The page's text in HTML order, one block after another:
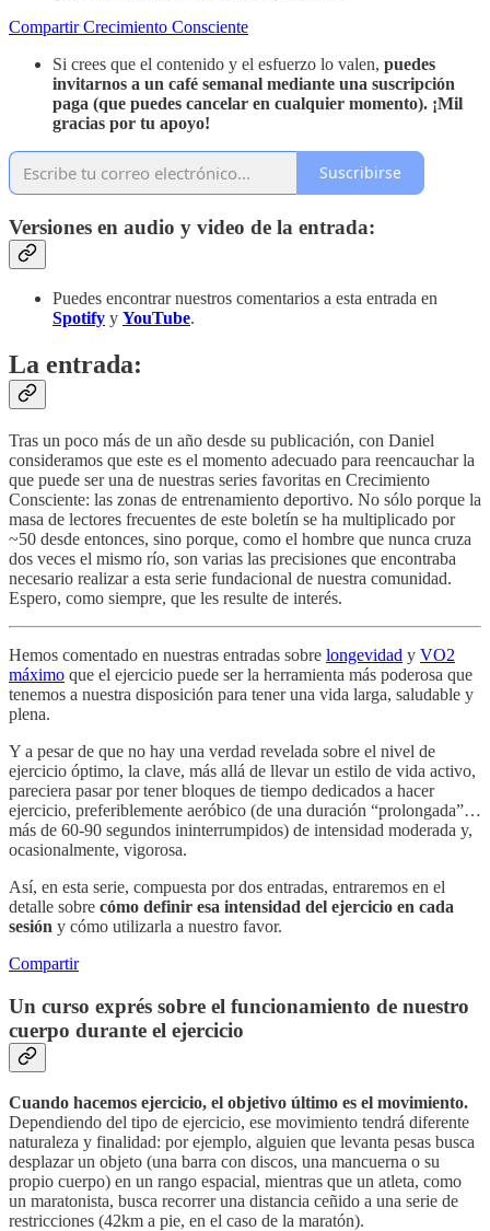
Compartir Crecimiento Consciente
Si crees que el contenido y el esfuerzo lo valen, puedes
invitarnos a un café semanal mediante una suscripción
paga (que puedes cancelar en cualquier momento). ¡Mil
gracias por tu apoyo!
Suscribirse
Versiones en audio y video de la entrada:
Puedes encontrar nuestros comentarios a esta entrada en
Spotify y YouTube.
La entrada:
Tras un poco más de un año desde su publicación, con Daniel
consideramos que este es el momento adecuado para reencauchar la
que puede ser una de nuestras series favoritas en Crecimiento
Consciente: las zonas de entrenamiento deportivo. No sólo porque la
masa de lectores frecuentes de este boletín se ha multiplicado por
~50 desde entonces, sino porque, como el hombre que nunca cruza
dos veces el mismo río, son varias las precisiones que encontraba
necesario realizar a esta serie fundacional de nuestra comunidad.
Espero, como siempre, que les resulte de interés.
Hemos comentado en nuestras entradas sobre longevidad y VO2
máximo que el ejercicio puede ser la herramienta más poderosa que
tenemos a nuestra disposición para tener una vida larga, saludable y
plena.
Y a pesar de que no hay una verdad revelada sobre el nivel de
ejercicio óptimo, la clave, más allá de llevar un estilo de vida activo,
pareciera pasar por tener bloques de tiempo dedicados a hacer
ejercicio, preferiblemente aeróbico (de una duración “prolongada”…
más de 60-90 segundos ininterrumpidos) de intensidad moderada y,
ocasionalmente, vigorosa.
Así, en esta serie, compuesta por dos entradas, entraremos en el
detalle sobre cómo definir esa intensidad del ejercicio en cada
sesión y cómo utilizarla a nuestro favor.
Compartir
Un curso exprés sobre el funcionamiento de nuestro
cuerpo durante el ejercicio
Cuando hacemos ejercicio, el objetivo último es el movimiento.
Dependiendo del tipo de ejercicio, ese movimiento tendrá diferente
naturaleza y finalidad: por ejemplo, alguien que levanta pesas busca
desplazar un objeto (una barra con discos, una mancuerna o su
propio cuerpo) en un rango espacial, mientras que un atleta, como
un maratonista, busca recorrer una distancia ceñido a una serie de
restricciones (42km a pie, en el caso de la maratón).